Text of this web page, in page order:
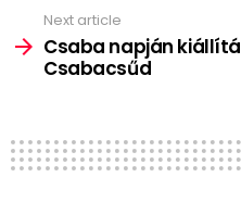
Next article
Csaba napján
Csabacsűd